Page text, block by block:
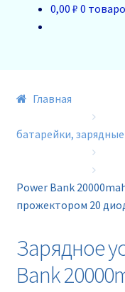
Доставка и оплата
Акции
Прайс
Контакты
0,00 ₽ 0
Главная
батарейки,
Power Bank
прожектором 20
Зарядное
Bank